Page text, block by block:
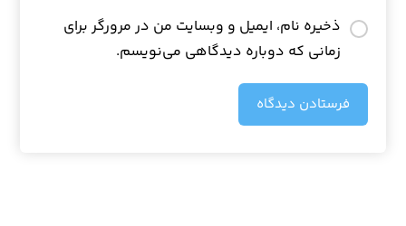
ذخیره نام، ایمیل و وبسایت من در مرورگر برای
زمانی که دوباره دیدگاهی می‌نویسم.
فرستادن دیدگاه